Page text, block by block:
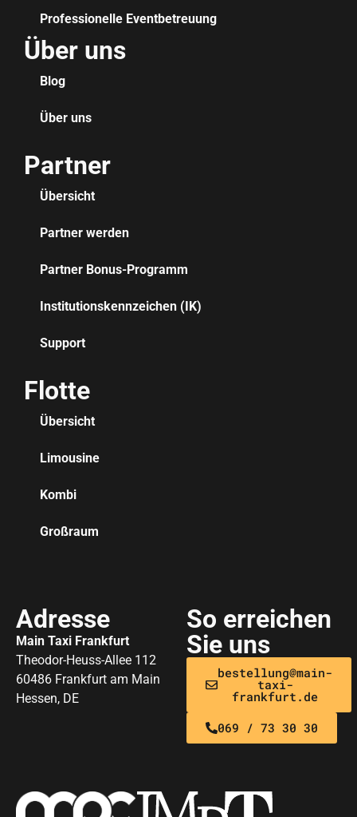
Professionelle Eventbetreuung
Über uns
Blog
Über uns
Partner
Übersicht
Partner werden
Partner Bonus-Programm
Institutionskennzeichen (IK)
Support
Flotte
Übersicht
Limousine
Kombi
Großraum
Adresse
Main Taxi Frankfurt
Theodor-Heuss-Allee 112
60486 Frankfurt am Main
Hessen, DE
So erreichen
Sie uns
bestellung@main-
taxi-
frankfurt.de
069 / 73 30 30